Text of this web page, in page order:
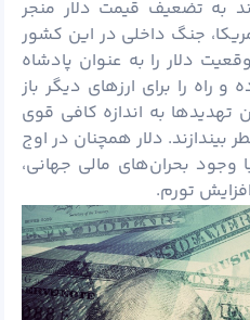
به تضعیف قیمت دلار منجر
جنگ داخلی در این کشور
دلار را به عنوان پادشاه
راه را برای ارزهای دیگر باز
تهدیدها به اندازه کافی قوی
بیندازند. دلار همچنان در اوج
وجود بحران‌های مالی جهانی،
تورم.